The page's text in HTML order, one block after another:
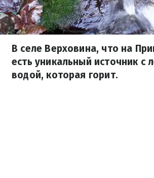
В селе Верховина, что на
есть уникальный источник с
водой, которая горит.